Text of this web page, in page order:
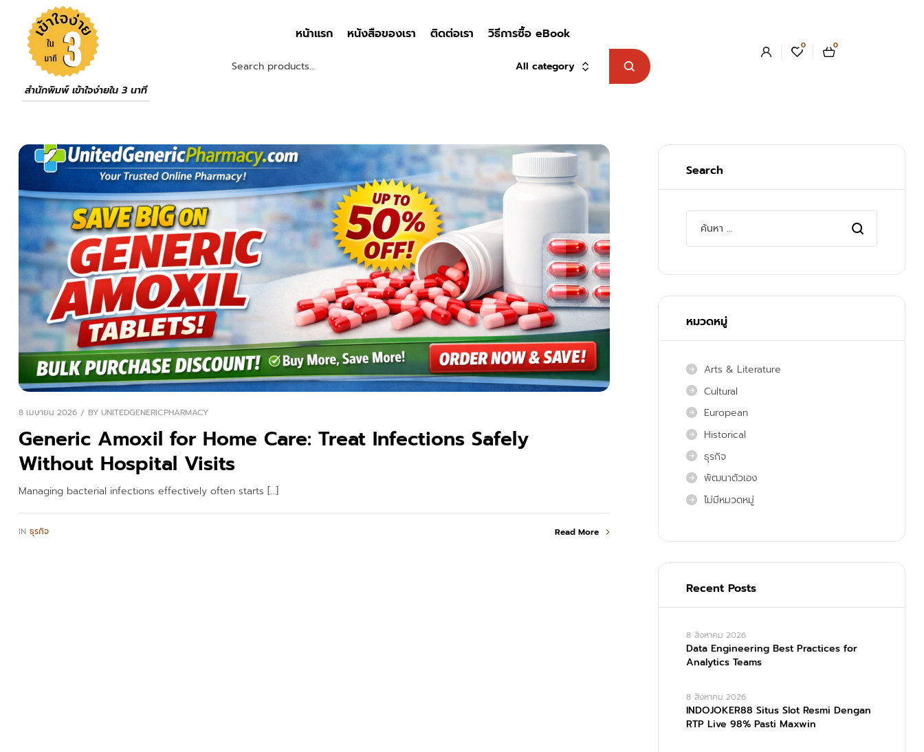
สำนักพิมพ์ เข้าใจง่ายใน 3 นาที
หน้าแรก หนังสือของเรา ติดต่อเรา วิธีการซื้อ eBook
All category
0 0
8 เมษายน 2026 BY UNITEDGENERICPHARMACY
Generic Amoxil for Home Care: Treat Infections Safely
Without Hospital Visits
Managing bacterial infections effectively often starts […]
IN ธุรกิจ Read More
Search
หมวดหมู่
Arts & Literature
Cultural
European
Historical
ธุรกิจ
พัฒนาตัวเอง
ไม่มีหมวดหมู่
Recent Posts
8 สิงหาคม 2026
Data Engineering Best Practices for
Analytics Teams
8 สิงหาคม 2026
INDOJOKER88 Situs Slot Resmi Dengan
RTP Live 98% Pasti Maxwin